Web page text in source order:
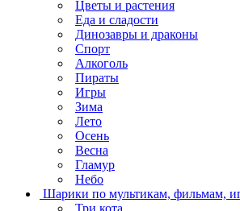
Цветы и растения
Еда и сладости
Динозавры и драконы
Спорт
Алкоголь
Пираты
Игры
Зима
Лето
Осень
Весна
Гламур
Небо
Шарики по мультикам, фильмам,
Три кота